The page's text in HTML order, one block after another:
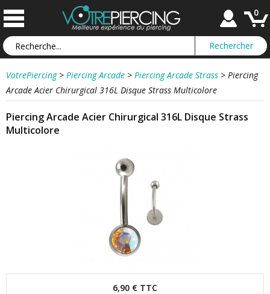
0
VotrePiercing > Piercing Arcade > Piercing Arcade Strass > Piercing
Arcade Acier Chirurgical 316L Disque Strass Multicolore
Piercing Arcade Acier Chirurgical 316L Disque Strass
Multicolore
6,90 € TTC